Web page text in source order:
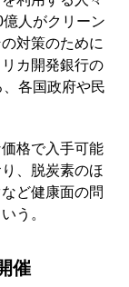
人がクリーン
対策のために
カ開発銀行の
各国政府や民
格で入手可能
、脱炭素のほ
ど健康面の問
う。
催